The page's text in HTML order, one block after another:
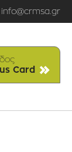
info@crmsa.gr
Card